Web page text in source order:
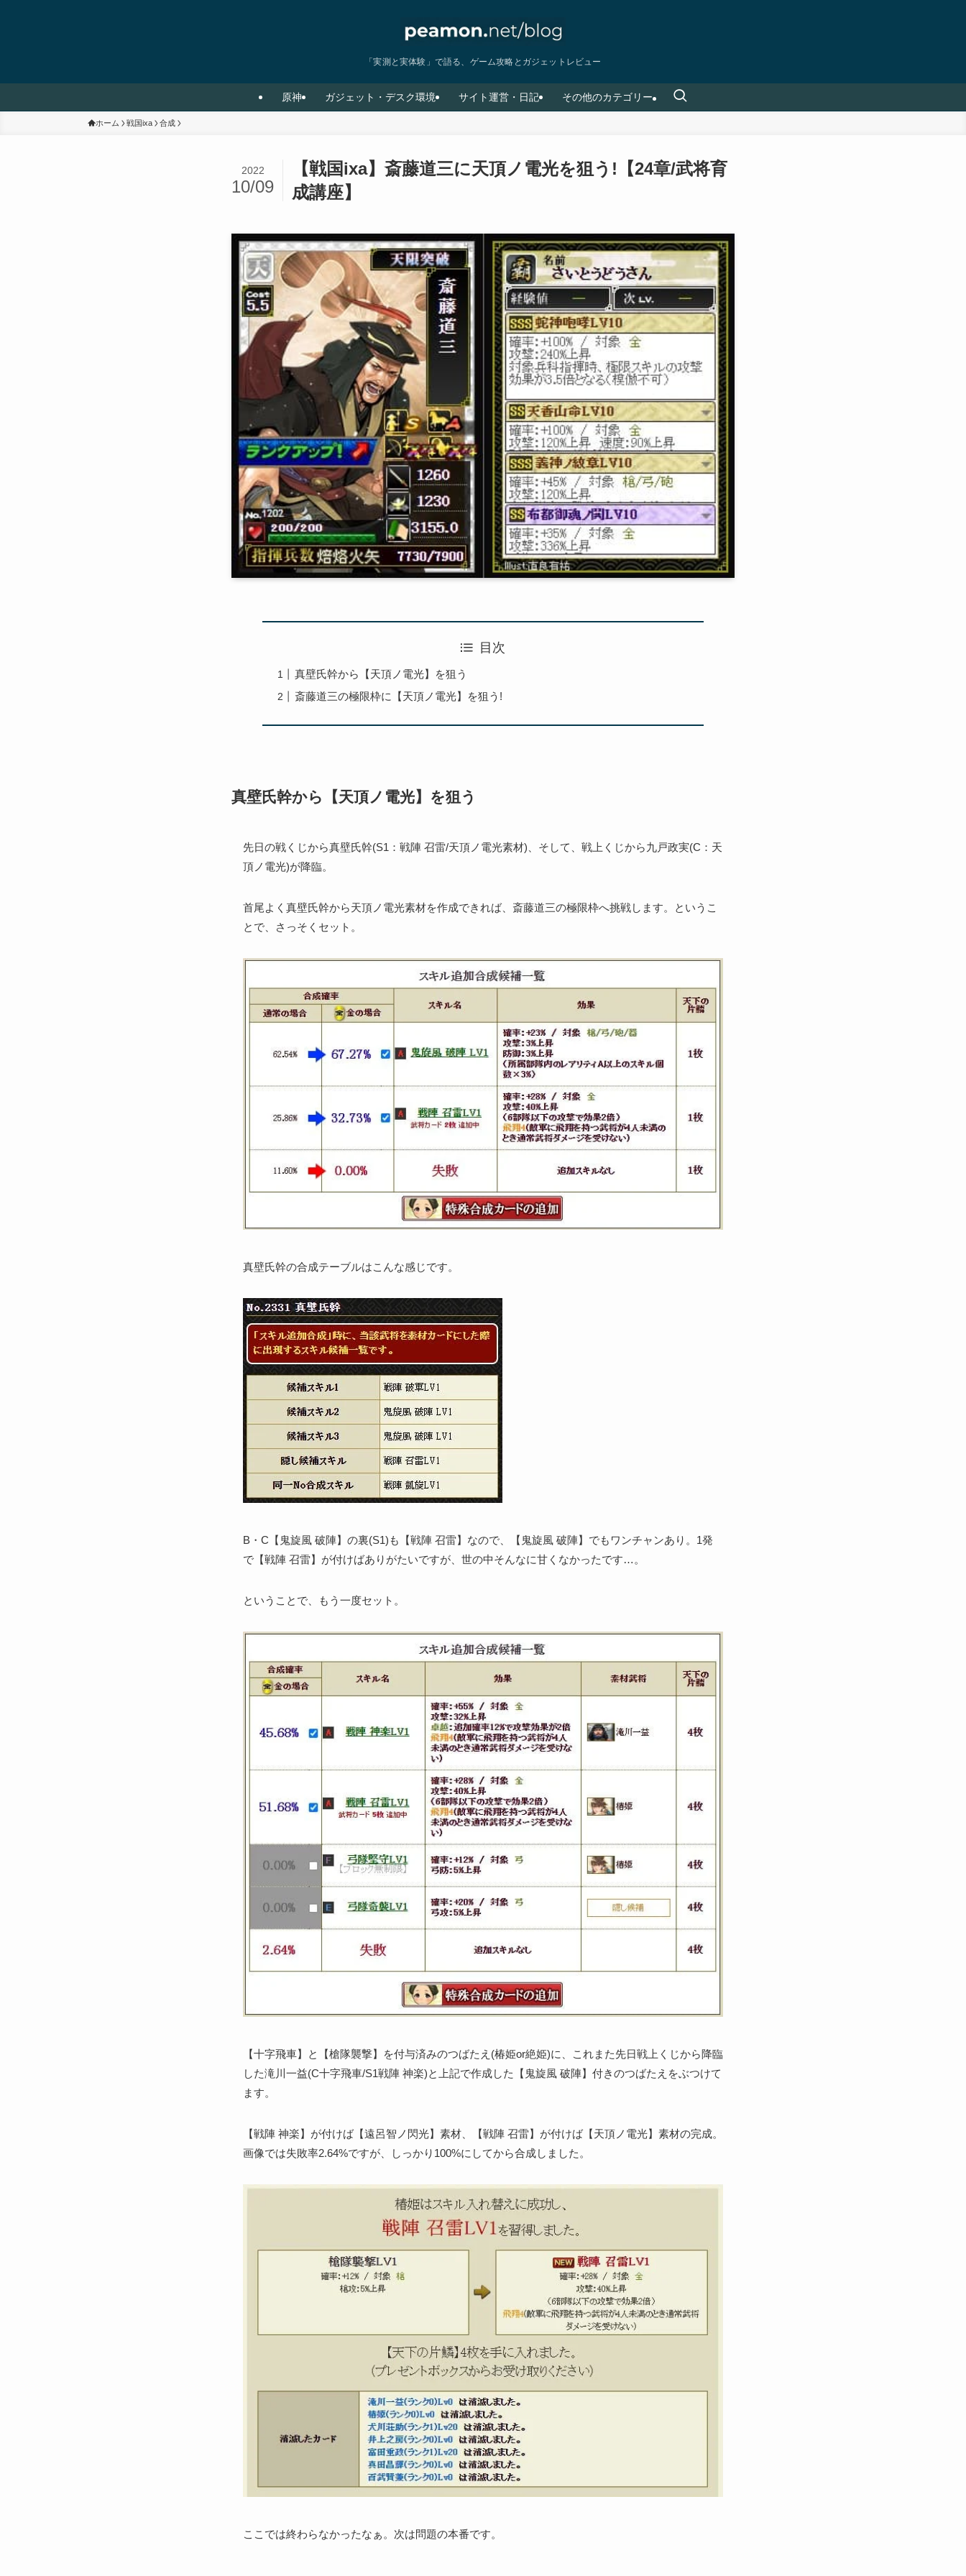
「実測と実体験」で語る、ゲーム攻略とガジェットレビュー
原神 ガジェット・デスク環境 サイト運営・日記 その他のカテゴリー
ホーム 戦国ixa 合成
【戦国ixa】斎藤道三に天頂ノ電光を狙う!【24章/武将育
成講座】
2022
10/09
目次
真壁氏幹から【天頂ノ電光】を狙う
斎藤道三の極限枠に【天頂ノ電光】を狙う!
真壁氏幹から【天頂ノ電光】を狙う
先日の戦くじから真壁氏幹(S1：戦陣 召雷/天頂ノ電光素材)、そして、戦上くじから九戸政実(C：天
頂ノ電光)が降臨。
首尾よく真壁氏幹から天頂ノ電光素材を作成できれば、斎藤道三の極限枠へ挑戦します。というこ
とで、さっそくセット。
真壁氏幹の合成テーブルはこんな感じです。
B・C【鬼旋風 破陣】の裏(S1)も【戦陣 召雷】なので、【鬼旋風 破陣】でもワンチャンあり。1発
で【戦陣 召雷】が付けばありがたいですが、世の中そんなに甘くなかったです…。
ということで、もう一度セット。
【十字飛車】と【槍隊襲撃】を付与済みのつばたえ(椿姫or絶姫)に、これまた先日戦上くじから降臨
した滝川一益(C十字飛車/S1戦陣 神楽)と上記で作成した【鬼旋風 破陣】付きのつばたえをぶつけて
ます。
【戦陣 神楽】が付けば【遠呂智ノ閃光】素材、【戦陣 召雷】が付けば【天頂ノ電光】素材の完成。
画像では失敗率2.64%ですが、しっかり100%にしてから合成しました。
ここでは終わらなかったなぁ。次は問題の本番です。